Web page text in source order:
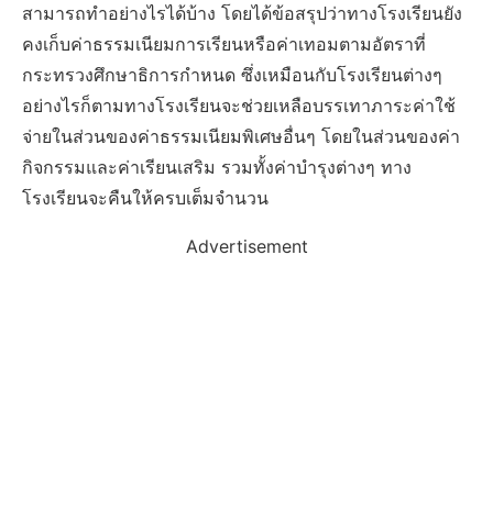
สามารถทำอย่างไรได้บ้าง โดยได้ข้อสรุปว่าทางโรงเรียนยัง
คงเก็บค่าธรรมเนียมการเรียนหรือค่าเทอมตามอัตราที่
กระทรวงศึกษาธิการกำหนด ซึ่งเหมือนกับโรงเรียนต่างๆ
อย่างไรก็ตามทางโรงเรียนจะช่วยเหลือบรรเทาภาระค่าใช้
จ่ายในส่วนของค่าธรรมเนียมพิเศษอื่นๆ โดยในส่วนของค่า
กิจกรรมและค่าเรียนเสริม รวมทั้งค่าบำรุงต่างๆ ทาง
โรงเรียนจะคืนให้ครบเต็มจำนวน
Advertisement